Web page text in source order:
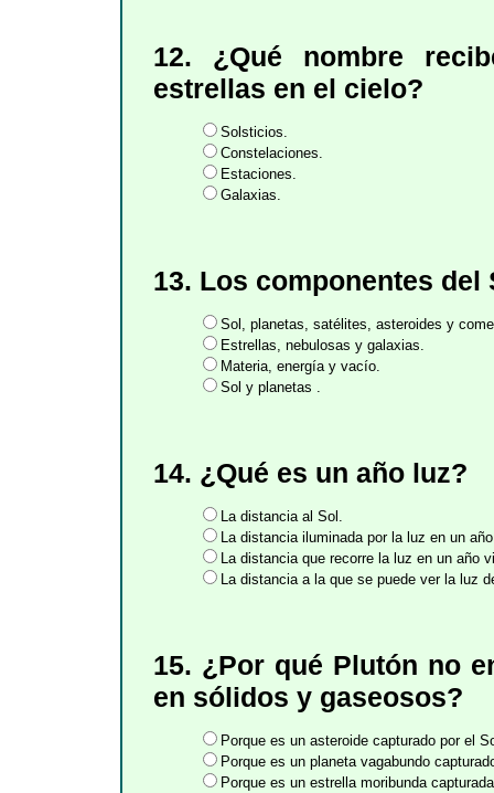
12. ¿Qué nombre
estrellas en el cielo?
Solsticios.
Constelaciones.
Estaciones.
Galaxias.
13. Los componentes del
Sol, planetas, satélites, asteroides y
Estrellas, nebulosas y galaxias.
Materia, energía y vacío.
Sol y planetas .
14. ¿Qué es un año luz?
La distancia al Sol.
La distancia iluminada por la luz en un
La distancia que recorre la luz en un año
La distancia a la que se puede ver la luz
15. ¿Por qué Plutón no
en sólidos y gaseosos?
Porque es un asteroide capturado por el
Porque es un planeta vagabundo
Porque es un estrella moribunda